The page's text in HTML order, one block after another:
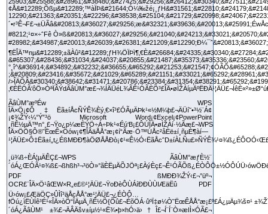
ÃâÙM°æº­Éw WPS
ÎÄ×Ö¡¢Ô‡Ëã±íÅcÑÝÊ¾Èý‚€×î³£ÓÃµÄÞk¹«½M¼þ£¬ÄÜí˜•³½¨Á¢
¡¢¾ŽÝ‹¼°Ý”³ö Microsoft Word¡¢Excel¡¢PowerPoint
¸ñÊ½µÄ™n°¸£¬Ÿo¿p¼æÈÝÖ÷Á÷Þk¹«Éú‘B¡£ÔÚÎÄ•øÌŽÀí·½Ãæ£¬WPS
ÎÄ×ÖÖ§Ô®˜ËœÊ×Öów¡¢¶ÎÂäÅÅ°æ¡¢í“Ãæ·Ö™ÚÅc²åÈë±í¸ñµÈ¶àí—
¸ü¾ß÷ÈÁ¦µÄÊÇ£¬WPS ÃâÙM°æƒÈ½¨
PDF ßMÐÐ¾ŽÝ‹£¬°üº¬
OCR£¨ÎÄ×Ö¹âŒW×R„e£©¹¦ÄÜ£¬ŸoÐèÔÙÁíÐÐÙÙIÆäËû PDF
Ü›ów¡£ÆäÖÇ»ÛÌî³äÅcÅÅ°æ¹¦ÄÜ£¬¿ÉÒÔ…
fÖú¿ìËÙÍê³É¹«ÎÄ»òÕ“ÎÄµÄ¸ñÊ½Õ{Õû£¬ÉõÖÁ·ûºÏ‡ø¼Ò˜ËœÊÅÅ°æ¡£º£Á¿µÄµ¾š¤¹
´óÁ¿ÃâÙM¹ ±¾£¬ÄÂÄšv±íµ½¹«Ë¾•þ×hÓ›ä›†Î£¬Í¨Í¨Ò»æIÌ×ÓÃ£¬